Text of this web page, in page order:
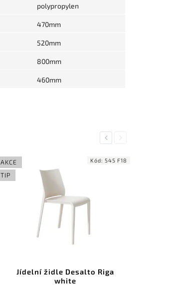
polypropylen
470mm
520mm
800mm
460mm
Previous
AKCE
TIP
Jídelní židle Desalto Riga
white
Kód: 545 F18
Next